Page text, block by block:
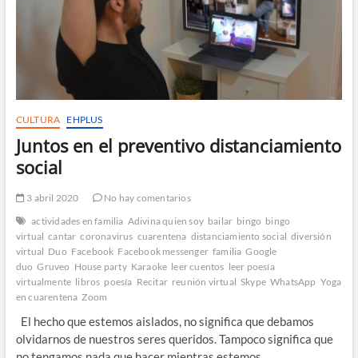
CULTURA EHPLUS
Juntos en el preventivo distanciamiento
social
3 abril 2020
No hay comentarios
actividades en familia Adivina quien soy bailar bingo bingo
virtual cantar coronavirus cuarentena distanciamiento social diversión
virtual Duo Facebook Facebook messenger familia Google
duo Gruveo House party Karaoke leer cuentos leer poesía
virtualmente libros poesía Recitar reunión virtual Skype WhatsApp Yoga
en cuarentena Zoom
El hecho que estemos aislados, no significa que debamos
olvidarnos de nuestros seres queridos. Tampoco significa que